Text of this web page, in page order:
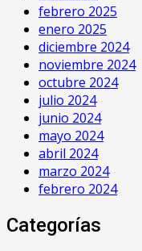
febrero 2025
enero 2025
diciembre 2024
noviembre 2024
octubre 2024
julio 2024
junio 2024
mayo 2024
abril 2024
marzo 2024
febrero 2024
Categorías